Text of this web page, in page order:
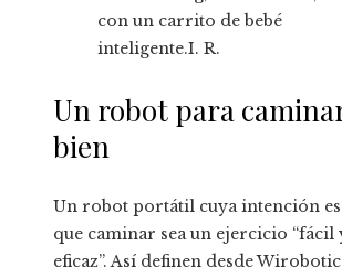
con un carrito de bebé
inteligente.I. R.
Un robot para
bien
Un robot portátil cuya intención es
que caminar sea un ejercicio “fácil
eficaz”. Así definen desde